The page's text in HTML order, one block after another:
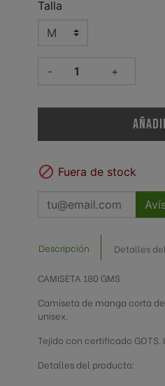
FER | Federación Española de
Federación Vasca de
Txapel Aundi Martutene
Talla
- +
 Fuera de stock
Descripción Detalles
CAMISETA 180 GMS
Camiseta de manga corta
unisex.
Tejido con certificado
Detalles del producto: